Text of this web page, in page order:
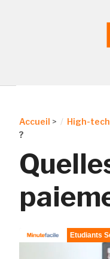
Accueil > High-tech
?